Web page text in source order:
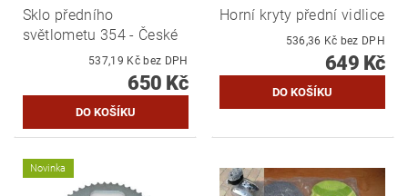
Sklo předního
světlometu 354 - České
537,19 Kč bez DPH
650 Kč
Horní kryty přední vidlice
536,36 Kč bez DPH
649 Kč
Novinka